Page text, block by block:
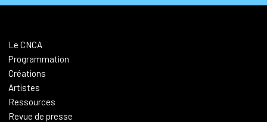
Le CNCA
Programmation
Créations
Artistes
Ressources
Revue de presse